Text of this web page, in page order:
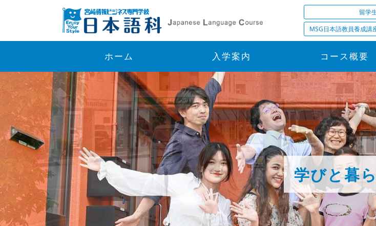
留学
MSG日本語教員養成講
ホーム 入学案内 コース概要
学びと暮